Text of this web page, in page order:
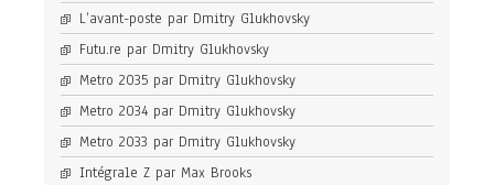
L’avant-poste par Dmitry Glukhovsky
Futu.re par Dmitry Glukhovsky
Metro 2035 par Dmitry Glukhovsky
Metro 2034 par Dmitry Glukhovsky
Metro 2033 par Dmitry Glukhovsky
Intégrale Z par Max Brooks